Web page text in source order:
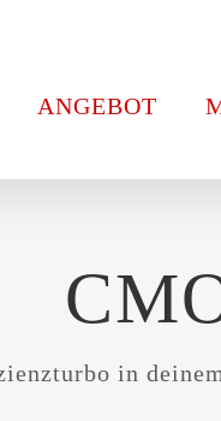
ANGEBOT
in